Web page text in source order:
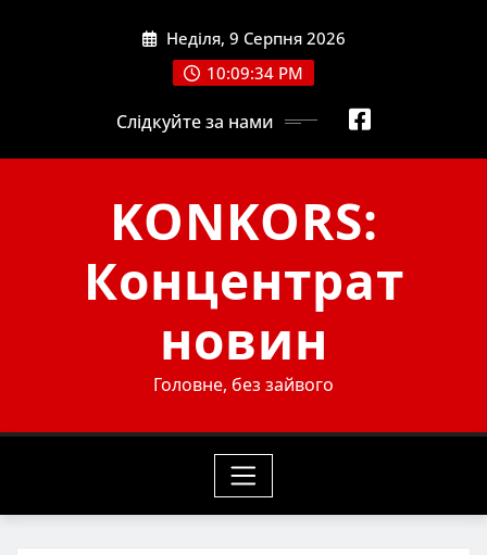
Неділя, 9 Серпня 2026
10:09:36 PM
Слідкуйте за нами
KONKORS:
Концентрат
новин
Головне, без зайвого